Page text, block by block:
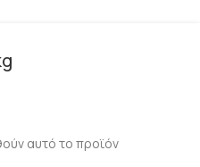
αυτό το προϊόν